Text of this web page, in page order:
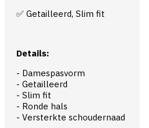
✅ Getailleerd, Slim fit
Details:
- Damespasvorm
- Getailleerd
- Slim fit
- Ronde hals
- Versterkte schoudernaad